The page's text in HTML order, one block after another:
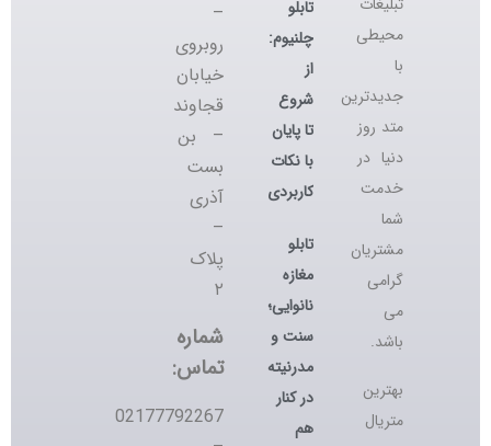
محیطی
با
جدیدترین
متد روز
دنیا در
خدمت
شما
مشتریان
گرامی
می
باشد.
بهترین
متریال
تابلو
چلنیوم:
از
شروع
تا پایان
با نکات
کاربردی
تابلو
مغازه
نانوایی؛
سنت و
مدرنیته
در کنار
هم
–
روبروی
خیابان
قجاوند
– بن
بست
آذری
–
پلاک
۲
شماره
تماس:
02177792267